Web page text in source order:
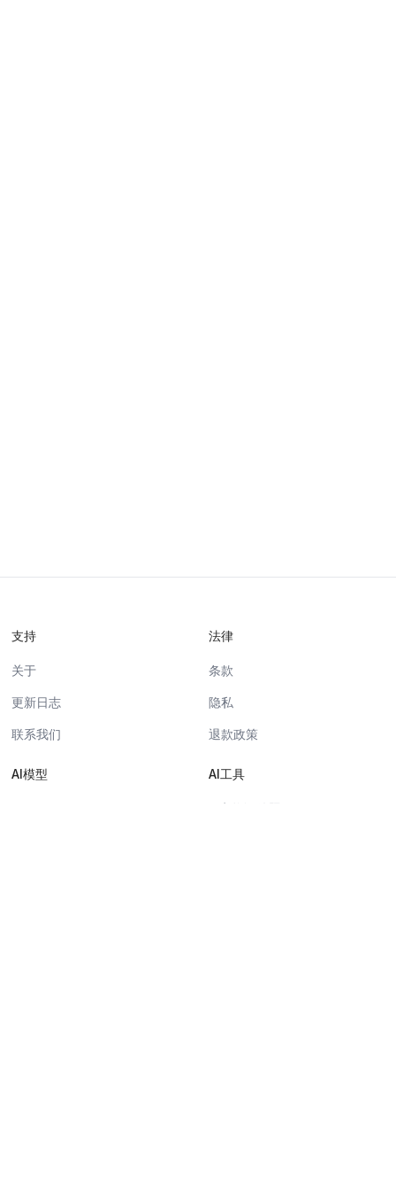
支持
关于
更新日志
联系我们
法律
条款
隐私
退款政策
AI模型 AI工具
AI宠物证件照